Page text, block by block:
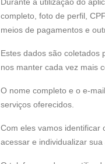
completo, foto de perfil,
meios de pagamentos e
Estes dados são coletados
nos manter cada vez mais
O nome completo e o e-
serviços oferecidos.
Com eles vamos identificar
acessar e individualizar sua